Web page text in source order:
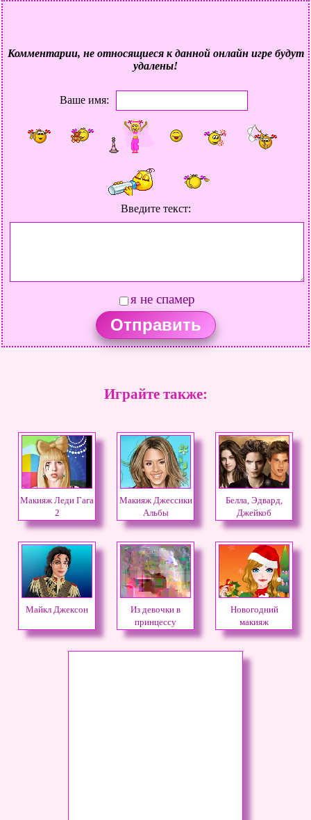
Комментарии, не относящиеся к данной онлайн игре будут
удалены!
Ваше имя:
Введите текст:
я не спамер
Играйте также:
Макияж Леди Гага
2
Макияж Джессики
Альбы
Белла, Эдвард,
Джейкоб
Майкл Джексон
Из девочки в
принцессу
Новогодний
макияж